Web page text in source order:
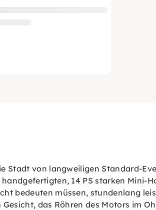
Stadt von langweiligen Standard-
14 PS starken Mini-
bedeuten müssen, stundenlang
das Röhren des Motors im